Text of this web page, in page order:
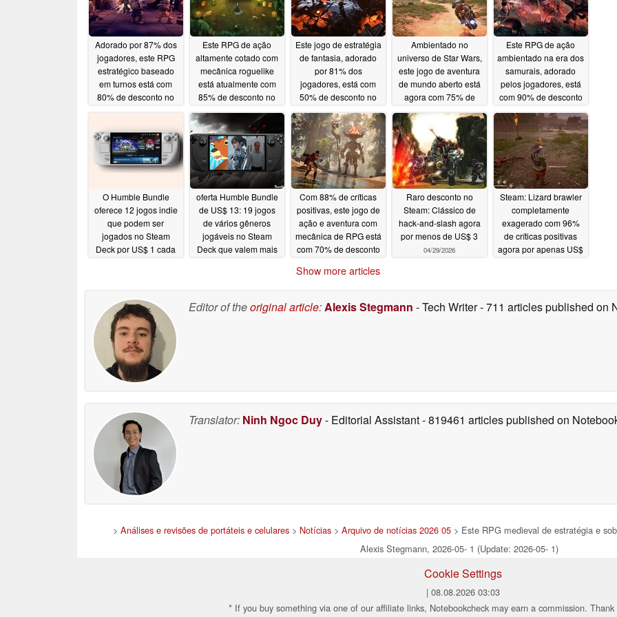
Adorado por 87% dos
jogadores, este RPG
estratégico baseado
em turnos está com
80% de desconto no
05/08/2026
Este RPG de ação
altamente cotado com
mecânica roguelike
está atualmente com
85% de desconto no
05/07/2026
Este jogo de estratégia
de fantasia, adorado
por 81% dos
jogadores, está com
50% de desconto no
05/06/2026
Ambientado no
universo de Star Wars,
este jogo de aventura
de mundo aberto está
agora com 75% de
Este RPG de ação
ambientado na era dos
samurais, adorado
pelos jogadores, está
com 90% de desconto
05/04/2026
O Humble Bundle
oferece 12 jogos indie
que podem ser
jogados no Steam
Deck por US$ 1 cada
oferta Humble Bundle
de US$ 13: 19 jogos
de vários gêneros
jogáveis no Steam
Deck que valem mais
Com 88% de críticas
positivas, este jogo de
ação e aventura com
mecânica de RPG está
com 70% de desconto
Raro desconto no
Steam: Clássico de
hack-and-slash agora
por menos de US$ 3
04/29/2026
Steam: Lizard brawler
completamente
exagerado com 96%
de críticas positivas
agora por apenas US$
Show more articles
Editor of theoriginal article:Alexis Stegmann - Tech Writer- 711 articles published on
Translator: Ninh Ngoc Duy- Editorial Assistant- 819461 articles published on
> Análises e revisões de portáteis e celulares > Notícias > Arquivo de notícias 2026 05 > Este RPG medieval de estratégia e
Alexis Stegmann, 2026-05- 1 (Update: 2026-05- 1)
Cookie Settings
| 08.08.2026 03:03
* If you buy something via one of our affiliate links, Notebookcheck may earn a commission.